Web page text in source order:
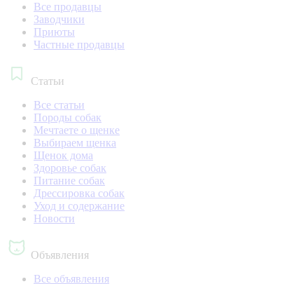
Все продавцы
Заводчики
Приюты
Частные продавцы
Статьи
Все статьи
Породы собак
Мечтаете о щенке
Выбираем щенка
Щенок дома
Здоровье собак
Питание собак
Дрессировка собак
Уход и содержание
Новости
Объявления
Все объявления